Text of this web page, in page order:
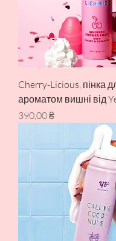
Cherry-Licious, пінка
ароматом вишні від
Ціна
390,00 ₴